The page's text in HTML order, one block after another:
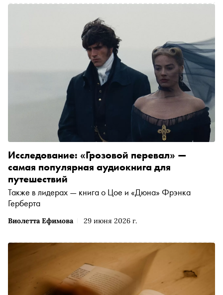
Строки» рассказывают о книгах, которые после
экранизаций вернулись в бестселлеры, получили новые
издания и нашли новых читателей
Виолетта Ефимова 29 июня 2026 г.
Исследование: «Грозовой перевал» —
самая популярная аудиокнига для
путешествий
Также в лидерах — книга о Цое и «Дюна» Фрэнка
Герберта